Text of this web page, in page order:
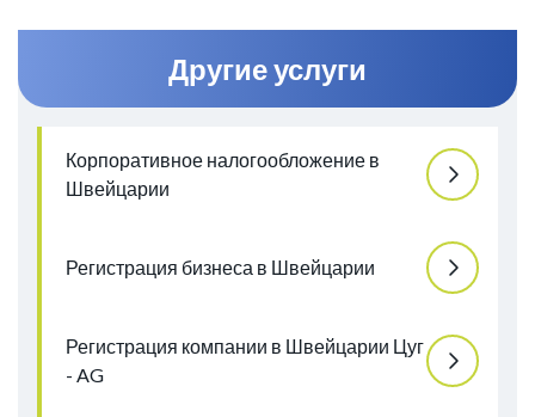
Другие услуги
Корпоративное налогообложение в
Швейцарии
Регистрация бизнеса в Швейцарии
Регистрация компании в Швейцарии Цуг
- AG